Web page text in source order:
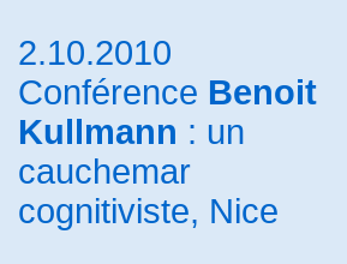
2.10.2010
Conférence Benoit
Kullmann : un
cauchemar
cognitiviste, Nice